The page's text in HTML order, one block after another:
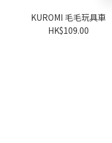
KUROMI 毛毛玩具車
HK$109.00